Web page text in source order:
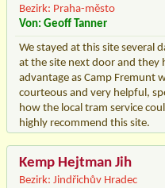
Bezirk: Praha-město
Von: Geoff Tanner
We stayed at this site several
at the site next door and they
advantage as Camp Fremunt
courteous and very helpful,
how the local tram service
highly recommend this site.
Kemp Hejtman Jih
Bezirk: Jindřichův Hradec